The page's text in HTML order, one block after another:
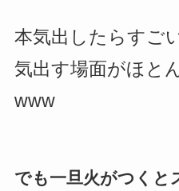
本気出したらすご
気出す場面がほと
www
でも一旦火がつくと